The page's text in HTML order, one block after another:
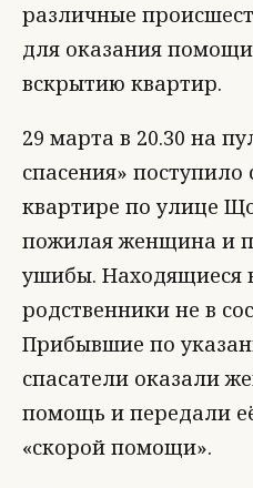
различные
для оказания
вскрытию квартир.
29 марта в 20.30 на
спасения»
квартире по улице
пожилая женщина и
ушибы. Находящиеся
родственники не в
Прибывшие по
спасатели оказали
помощь и передали
«скорой помощи».